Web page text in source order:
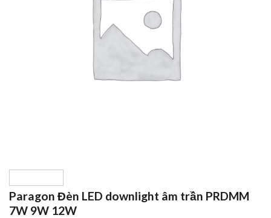
Paragon Đèn LED downlight âm trần PRDMM
7W 9W 12W